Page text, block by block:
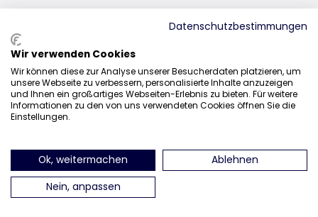
znajdź nas na Instagramieznajdź nas na Facebooku
znajdź nas
Datenschutzbestimmungen
Wir verwenden Cookies
Wir können diese zur Analyse unserer Besucherdaten platzieren, um
unsere Webseite zu verbessern, personalisierte Inhalte anzuzeigen
und Ihnen ein großartiges Webseiten-Erlebnis zu bieten. Für weitere
Informationen zu den von uns verwendeten Cookies öffnen Sie die
Einstellungen.
Ok, weitermachen
Ablehnen
Nein, anpassen